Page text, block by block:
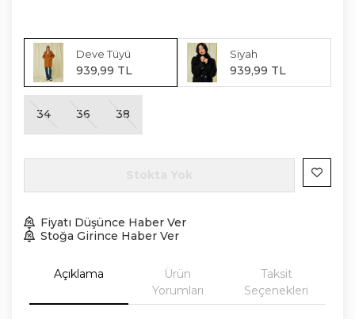
Deve Tüyü
939,99 TL
Siyah
939,99 TL
34 36 38
Fiyatı Düşünce Haber Ver
Stoğa Girince Haber Ver
Açıklama
Ürün
Yorumları
Taksit
Seçenekleri